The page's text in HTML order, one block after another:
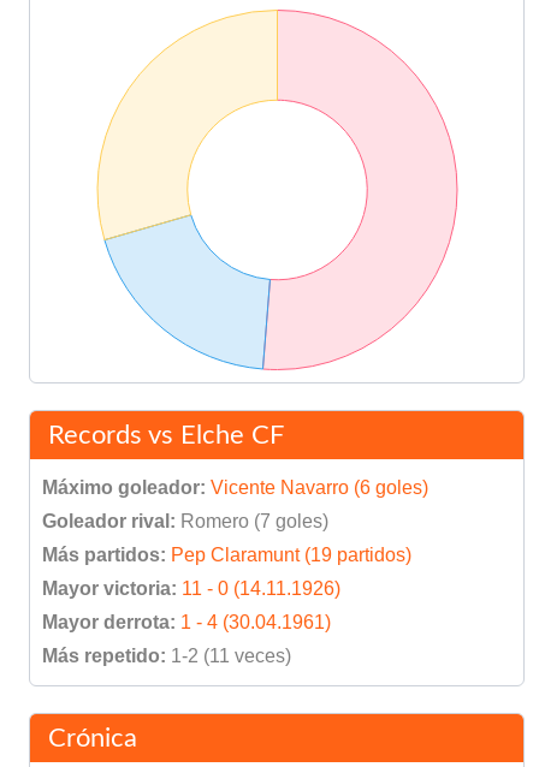
Records vs Elche CF
Máximo goleador: Vicente Navarro (6 goles)
Goleador rival: Romero (7 goles)
Más partidos: Pep Claramunt (19 partidos)
Mayor victoria: 11 - 0 (14.11.1926)
Mayor derrota: 1 - 4 (30.04.1961)
Más repetido: 1-2 (11 veces)
Crónica